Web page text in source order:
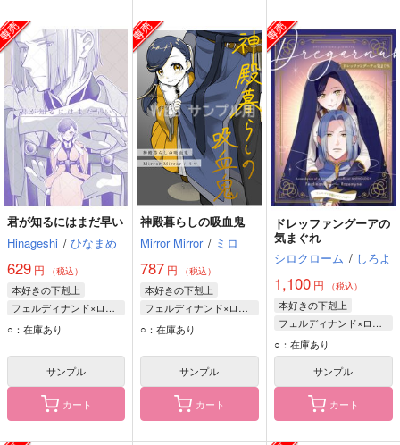
君が知るにはまだ早い
Hinageshi / ひなまめ
629 円 （税込）
本好きの下剋上
フェルディナンド×ローゼマイン
フェルディナンド
○：在庫あり
サンプル
カート
神殿暮らしの吸血鬼
Mirror Mirror / ミロ
787 円 （税込）
本好きの下剋上
フェルディナンド×ローゼマイン
ローゼマイン
○：在庫あり
サンプル
カート
ドレッファングーアの
気まぐれ
シロクローム / しろよ
1,100円 （税込）
本好きの下剋上
フェルディナンド×ローゼマイン
ローゼマイン
フェルディナンド
○：在庫あり
サンプル
カート